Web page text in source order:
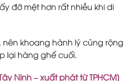
đỡ mệt hơn rất nhiều khi di
nên khoang hành lý cũng rộng
lại hàng ghế cuối.
Ninh – xuất phát từ TPHCM]